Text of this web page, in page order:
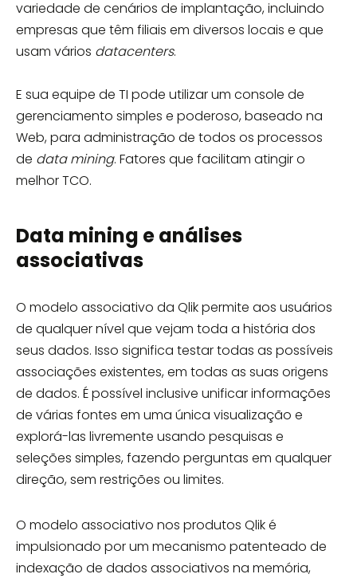
variedade de cenários de implantação, incluindo
empresas que têm filiais em diversos locais e que
usam vários datacenters.
E sua equipe de TI pode utilizar um console de
gerenciamento simples e poderoso, baseado na
Web, para administração de todos os processos
de data mining. Fatores que facilitam atingir o
melhor TCO.
Data mining e análises
associativas
O modelo associativo da Qlik permite aos usuários
de qualquer nível que vejam toda a história dos
seus dados. Isso significa testar todas as possíveis
associações existentes, em todas as suas origens
de dados. É possível inclusive unificar informações
de várias fontes em uma única visualização e
explorá-las livremente usando pesquisas e
seleções simples, fazendo perguntas em qualquer
direção, sem restrições ou limites.
O modelo associativo nos produtos Qlik é
impulsionado por um mecanismo patenteado de
indexação de dados associativos na memória,